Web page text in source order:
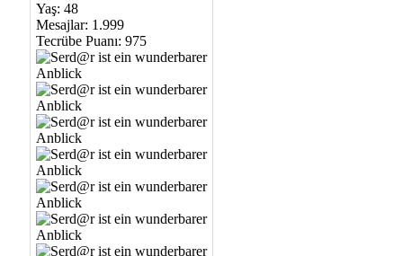
Yaş: 48
Mesajlar: 1.999
Tecrübe Puanı: 975